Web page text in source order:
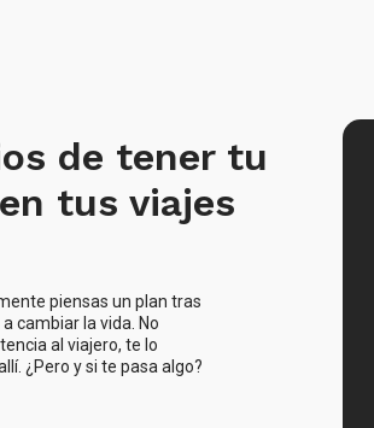
de tener tu
tus viajes
piensas un plan tras
cambiar la vida. No
al viajero, te lo
¿Pero y si te pasa algo?